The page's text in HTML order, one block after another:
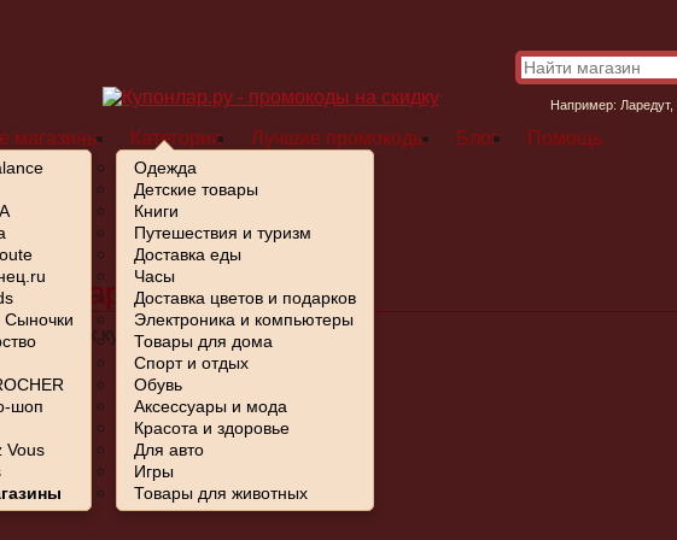
товары для животных
список купонов.
Например: Ларедут,
магазины
Сыночки
шоп
Vous
Категории
Одежда
Детские товары
Книги
Путешествия и туризм
Доставка еды
Часы
Доставка цветов и подарков
Электроника и компьютеры
Товары для дома
Спорт и отдых
Обувь
Аксессуары и мода
Красота и здоровье
Для авто
Игры
Товары для животных
Лучшие промокоды Блог Помощь